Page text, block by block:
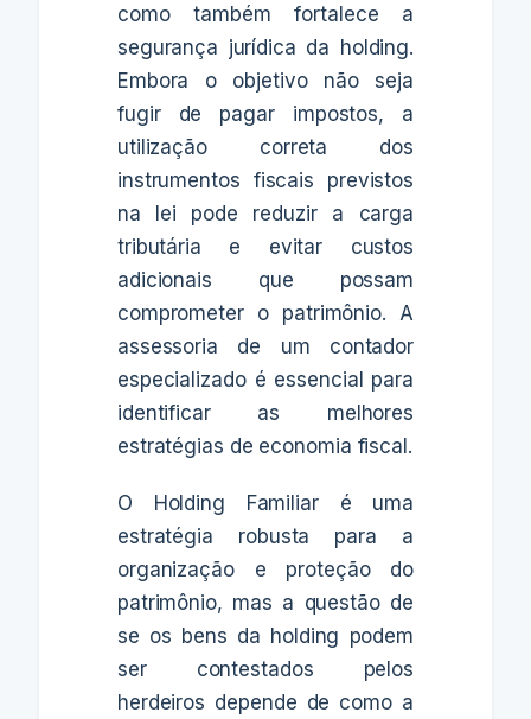
como também fortalece a
segurança jurídica da holding.
Embora o objetivo não seja
fugir de pagar impostos, a
utilização correta dos
instrumentos fiscais previstos
na lei pode reduzir a carga
tributária e evitar custos
adicionais que possam
comprometer o patrimônio. A
assessoria de um contador
especializado é essencial para
identificar as melhores
estratégias de economia fiscal.
O Holding Familiar é uma
estratégia robusta para a
organização e proteção do
patrimônio, mas a questão de
se os bens da holding podem
ser contestados pelos
herdeiros depende de como a